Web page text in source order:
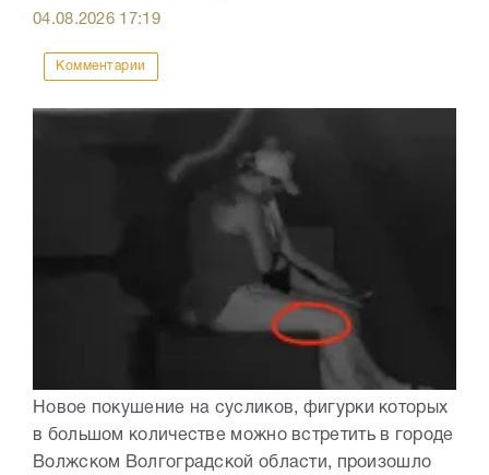
04.08.2026 17:19
Комментарии
Новое покушение на сусликов, фигурки которых
в большом количестве можно встретить в городе
Волжском Волгоградской области, произошло